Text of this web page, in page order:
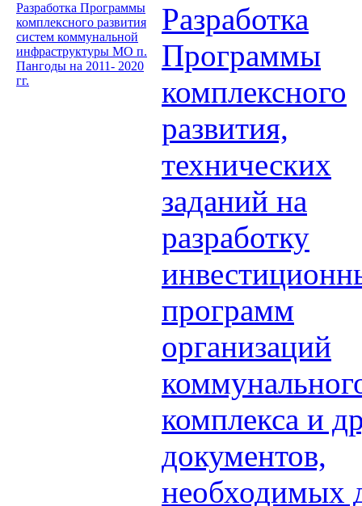
Разработка Программы
комплексного развития
систем коммунальной
инфраструктуры МО п.
Пангоды на 2011- 2020
гг.
Разработка
Программы
комплексного
развития,
технических
заданий на
разработку
программ
организаций
комплекса и
документов,
необходимых